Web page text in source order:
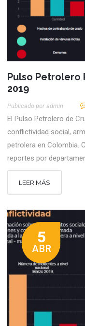
Pulso Petrolero
2019
Publicado por Admin
El Pulso Petrolero de
conflictividad social,
petrolera en Colombia.
reportes por
LEER MÁS
5
ABR